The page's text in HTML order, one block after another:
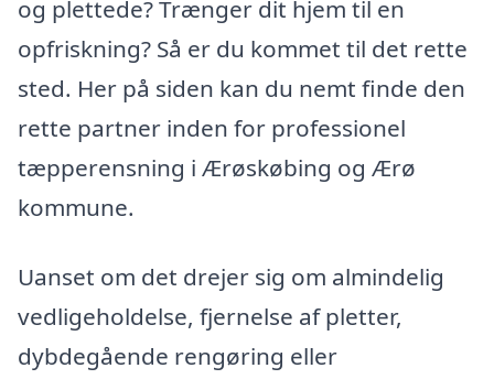
og plettede? Trænger dit hjem til en
opfriskning? Så er du kommet til det rette
sted. Her på siden kan du nemt finde den
rette partner inden for professionel
tæpperensning i Ærøskøbing og Ærø
kommune.
Uanset om det drejer sig om almindelig
vedligeholdelse, fjernelse af pletter,
dybdegående rengøring eller